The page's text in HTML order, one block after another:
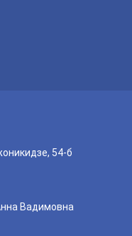
54-б
Вадимовна